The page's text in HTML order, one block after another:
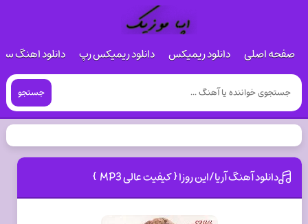
صفحه اصلی دانلود ریمیکس دانلود ریمیکس رپ دانلود اهنگ
جستجو
دانلود آهنگ آریا/این روزا { کیفیت عالی MP3 }